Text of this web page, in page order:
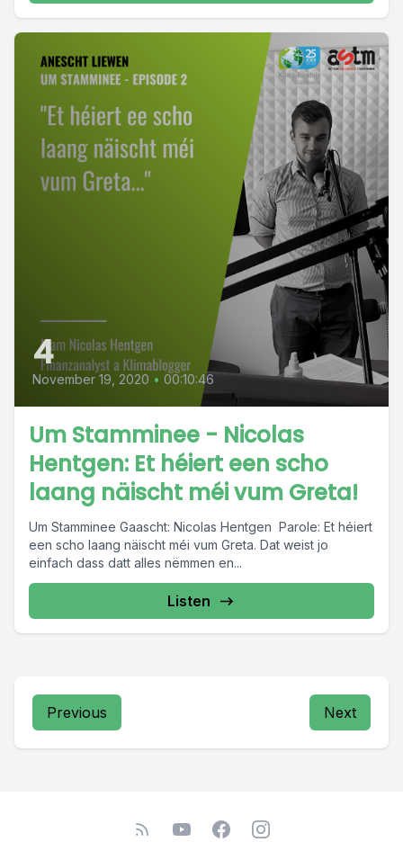
4
November 19, 2020 • 00:10:46
Um Stamminee - Nicolas
Hentgen: Et héiert een scho
laang näischt méi vum Greta!
Um Stamminee Gaascht: Nicolas Hentgen Parole: Et héiert
een scho laang näischt méi vum Greta. Dat weist jo
einfach dass datt alles nëmmen en...
Listen
Previous Next